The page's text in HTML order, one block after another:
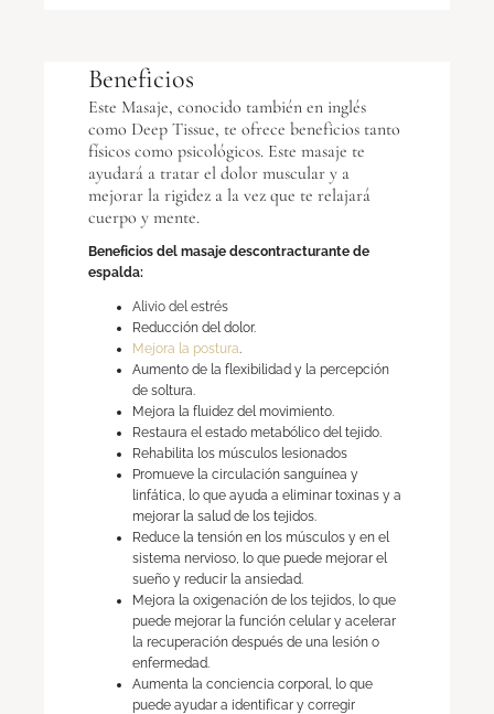
Beneficios
Este Masaje, conocido también en inglés
como Deep Tissue, te ofrece beneficios tanto
físicos como psicológicos. Este masaje te
ayudará a tratar el dolor muscular y a
mejorar la rigidez a la vez que te relajará
cuerpo y mente.
Beneficios del masaje descontracturante de
espalda:
Alivio del estrés
Reducción del dolor.
Mejora la postura.
Aumento de la flexibilidad y la percepción
de soltura.
Mejora la fluidez del movimiento.
Restaura el estado metabólico del tejido.
Rehabilita los músculos lesionados
Promueve la circulación sanguínea y
linfática, lo que ayuda a eliminar toxinas y a
mejorar la salud de los tejidos.
Reduce la tensión en los músculos y en el
sistema nervioso, lo que puede mejorar el
sueño y reducir la ansiedad.
Mejora la oxigenación de los tejidos, lo que
puede mejorar la función celular y acelerar
la recuperación después de una lesión o
enfermedad.
Aumenta la conciencia corporal, lo que
puede ayudar a identificar y corregir